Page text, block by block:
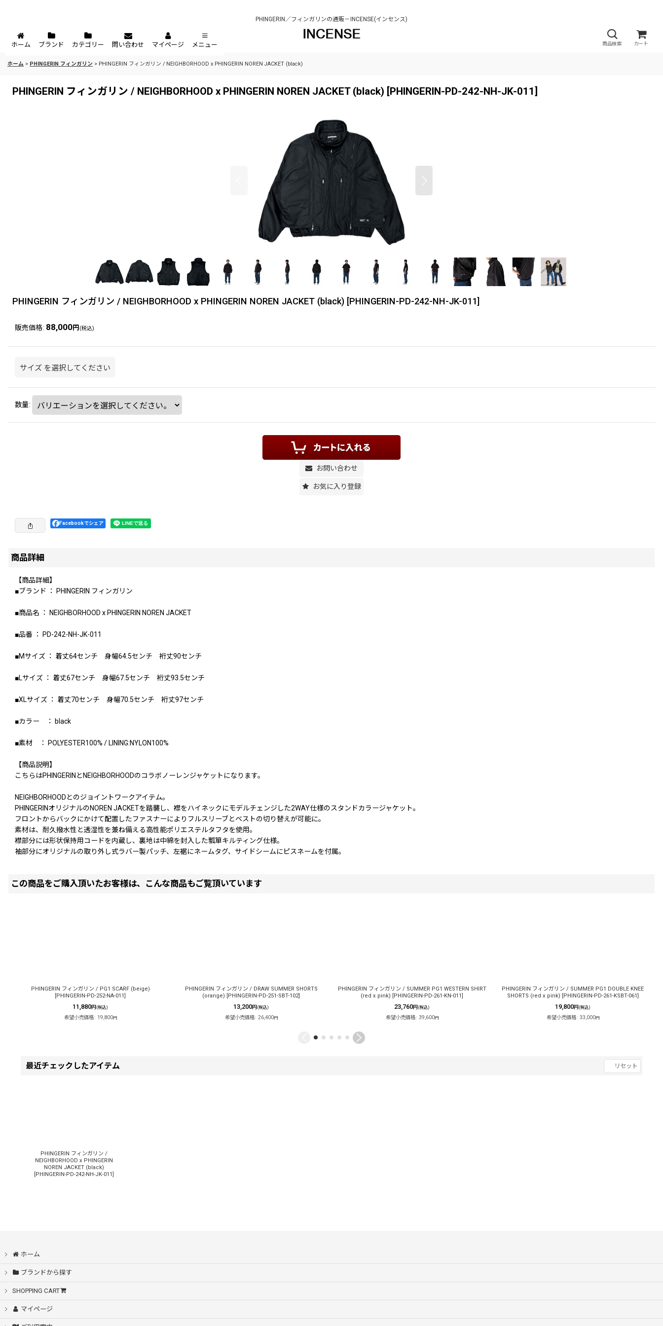
PHINGERIN／フィンガリンの通販－INCENSE(インセンス)
商品検索 カート
ホーム ブランド カテゴリー 問い合わせ マイページ メニュー
ホーム > PHINGERIN フィンガリン > PHINGERIN フィンガリン / NEIGHBORHOOD x PHINGERIN NOREN JACKET (black)
PHINGERIN フィンガリン / NEIGHBORHOOD x PHINGERIN NOREN JACKET (black) [PHINGERIN-PD-242-NH-JK-011]
PHINGERIN フィンガリン / NEIGHBORHOOD x PHINGERIN NOREN JACKET (black) [PHINGERIN-PD-242-NH-JK-011]
販売価格: 88,000円 (税込)
サイズ を選択してください
数量:
お問い合わせ
お気に入り登録
Facebookでシェア
商品詳細
【商品詳細】
■ブランド ： PHINGERIN フィンガリン
■商品名 ： NEIGHBORHOOD x PHINGERIN NOREN JACKET
■品番 ： PD-242-NH-JK-011
■Mサイズ ： 着丈64センチ 身幅64.5センチ 裄丈90センチ
■Lサイズ ： 着丈67センチ 身幅67.5センチ 裄丈93.5センチ
■XLサイズ ： 着丈70センチ 身幅70.5センチ 裄丈97センチ
■カラー ： black
■素材 ： POLYESTER100% / LINING:NYLON100%
【商品説明】
こちらはPHINGERINとNEIGHBORHOODのコラボノーレンジャケットになります。
NEIGHBORHOODとのジョイントワークアイテム。
PHINGERINオリジナルのNOREN JACKETを踏襲し、襟をハイネックにモデルチェンジした2WAY仕様のスタンドカラージャケット。
フロントからバックにかけて配置したファスナーによりフルスリーブとベストの切り替えが可能に。
素材は、耐久撥水性と透湿性を兼ね備える高性能ポリエステルタフタを使用。
襟部分には形状保持用コードを内蔵し、裏地は中綿を封入した瓢箪キルティング仕様。
袖部分にオリジナルの取り外し式ラバー製パッチ、左裾にネームタグ、サイドシームにピスネームを付属。
この商品をご購入頂いたお客様は、こんな商品もご覧頂いています
PHINGERIN フィンガリン / PG1 SCARF (beige)
[PHINGERIN-PD-252-NA-011]
11,880円 (税込)
希望小売価格: 19,800円
PHINGERIN フィンガリン / DRAW SUMMER SHORTS
(orange) [PHINGERIN-PD-251-SBT-102]
13,200円 (税込)
希望小売価格: 26,400円
PHINGERIN フィンガリン / SUMMER PG1 WESTERN SHIRT
(red x pink) [PHINGERIN-PD-261-KN-011]
23,760円 (税込)
希望小売価格: 39,600円
PHINGERIN フィンガリン / SUMMER PG1 DOUBLE KNEE
SHORTS (red x pink) [PHINGERIN-PD-261-KSBT-061]
19,800円 (税込)
希望小売価格: 33,000円
最近チェックしたアイテム リセット
PHINGERIN フィンガリン /
NEIGHBORHOOD x PHINGERIN
NOREN JACKET (black)
[PHINGERIN-PD-242-NH-JK-011]
ホーム
ブランドから探す
SHOPPING CART
マイページ